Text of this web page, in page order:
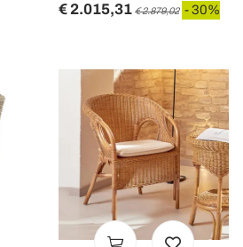
€ 2.015,31 € 2.879,02 - 30%